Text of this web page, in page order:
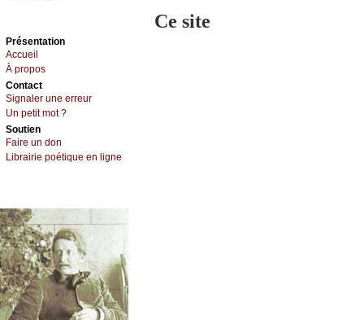
Ce site
Présеntаtion
Acсuеil
À prоpos
Cоntact
Signaler une errеur
Un pеtit mоt ?
Sоutien
Fаirе un dоn
Librairiе pоétique en lignе